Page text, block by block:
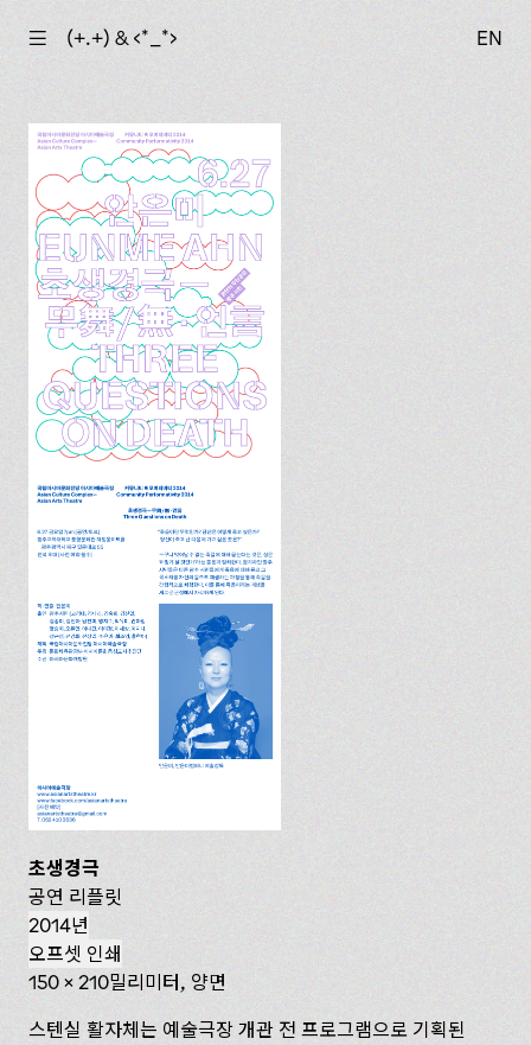
☰ (+.+) & ‹*_*› EN
초생경극
공연 리플릿
2014년
오프셋 인쇄
150 x 210밀리미터, 양면
스텐실 활자체는 예술극장 개관 전 프로그램으로 기획된